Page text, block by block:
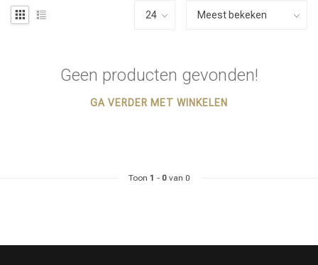
Geen producten gevonden!
GA VERDER MET WINKELEN
Toon 1 - 0van 0